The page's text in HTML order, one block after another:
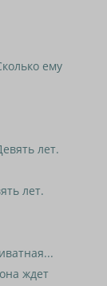
ему
лет.
лет.
ждет